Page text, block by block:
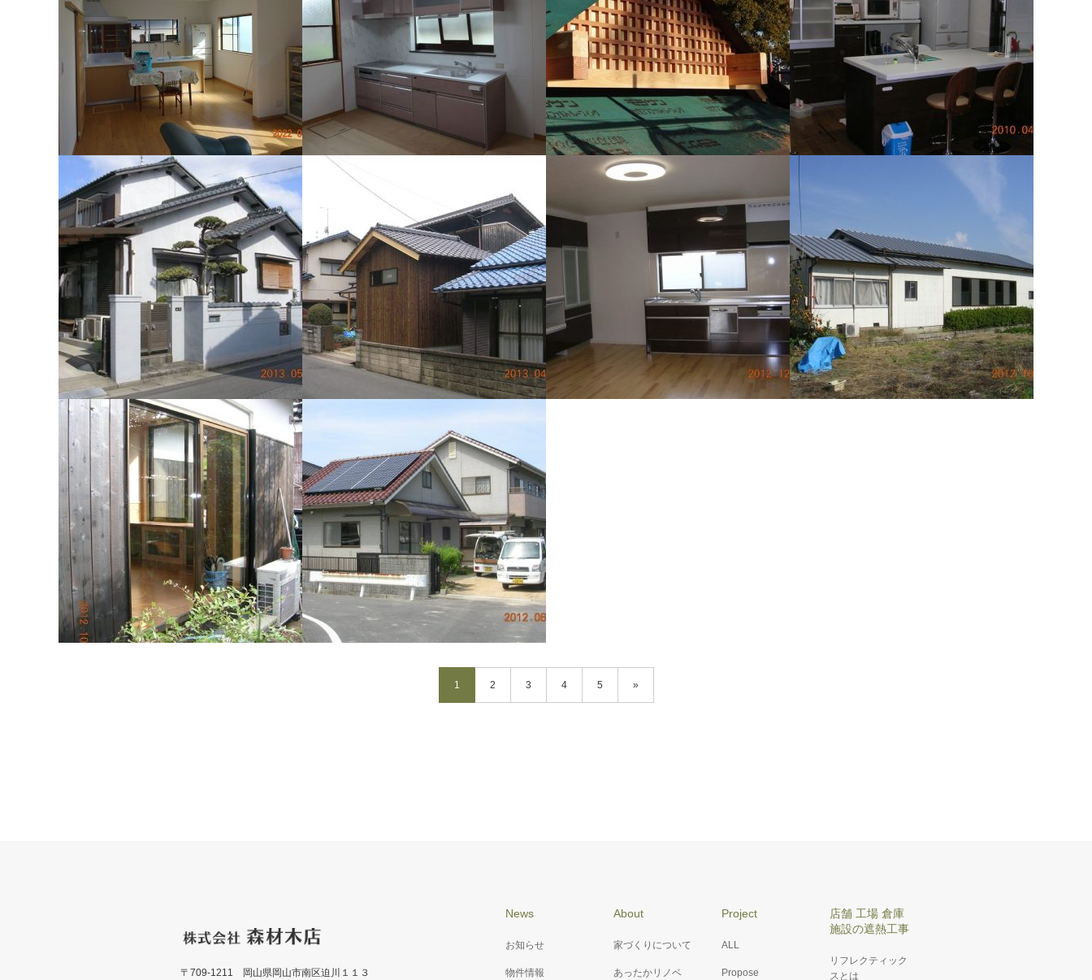
施工例084 O様邸 リフォーム 施工例078 M様邸
施工例076 御崎神社 改修工事
施工例071 K様邸省エネ＆バリアフリー
工事
施工例070 Y様邸リフォーム工事 施工例069 N様邸増築工事
施工例064 K様邸 太陽光発電工事
1 2 3 4 5 »
News
お知らせ
物件情報
About
家づくりについて
あったかリノベ
Project
ALL
Propose
店舗 工場 倉庫
施設の遮熱工事
リフレクティック
スとは
〒709-1211 岡山県岡山市南区迫川１１３